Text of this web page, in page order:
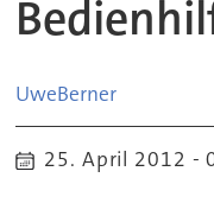
UweBerner
25. April 2012 -